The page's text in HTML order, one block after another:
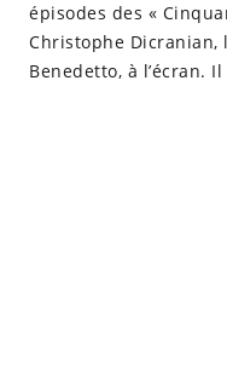
épisodes des «
Christophe Dicranian,
Benedetto, à l’écran.